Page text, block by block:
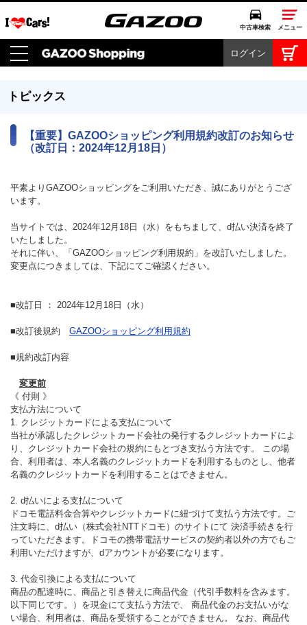
中古車検索 メニュー
中古車検索 クルマカタログ
愛車広場
クルマ情報
ドライブ
モータースポーツ
コラム・エッセイ
GAZOO SPORTS
GAZOO Shopping
ログイン
トピックス
【重要】GAZOOショッピング利用規約改訂のお知らせ
（改訂日：2024年12月18日）
平素よりGAZOOショッピングをご利用いただき、誠にありがとうござ
います。
当サイトでは、2024年12月18日（水）をもちまして、d払い決済を終了
いたしました。
それに伴い、「GAZOOショッピング利用規約」を改訂いたしました。
変更点につきましては、下記にてご確認ください。
■改訂日 ： 2024年12月18日（水）
■改訂後規約 GAZOOショッピング利用規約
■規約改訂内容
変更前
《 付則 》
支払方法について
1. クレジットカードによる支払について
当社が承認したクレジットカード会社の発行するクレジットカードによ
り、クレジットカード会社の規約にもとづき支払う方法です。 この場
合、利用者は、本人名義のクレジットカードを利用するものとし、他者
名義のクレジットカードを利用することはできません。
2. d払いによる支払について
ドコモ電話料金合算やクレジットカードに紐づけて支払う方法です。ご
注文時に、d払い（株式会社NTTドコモ）のサイトにて 決済手続きを行
っていただきます。ドコモの携帯電話サービスの契約者以外の方でもご
利用いただけますが、dアカウントが必要になります。
3. 代金引換による支払について
商品の配達時に、商品と引き替えに商品代金（代引手数料を含みます。
以下同じです。）を現金にて支払う方法で、 商品代金のお支払いがな
い場合、利用者は、商品を受領することができません。 なお、商品代